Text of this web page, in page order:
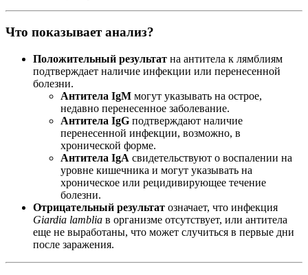
Что показывает анализ?
Положительный результат на антитела к лямблиям
подтверждает наличие инфекции или перенесенной
болезни.
Антитела IgM могут указывать на острое,
недавно перенесенное заболевание.
Антитела IgG подтверждают наличие
перенесенной инфекции, возможно, в
хронической форме.
Антитела IgA свидетельствуют о воспалении на
уровне кишечника и могут указывать на
хроническое или рецидивирующее течение
болезни.
Отрицательный результат означает, что инфекция
Giardia lamblia в организме отсутствует, или антитела
еще не выработаны, что может случиться в первые дни
после заражения.